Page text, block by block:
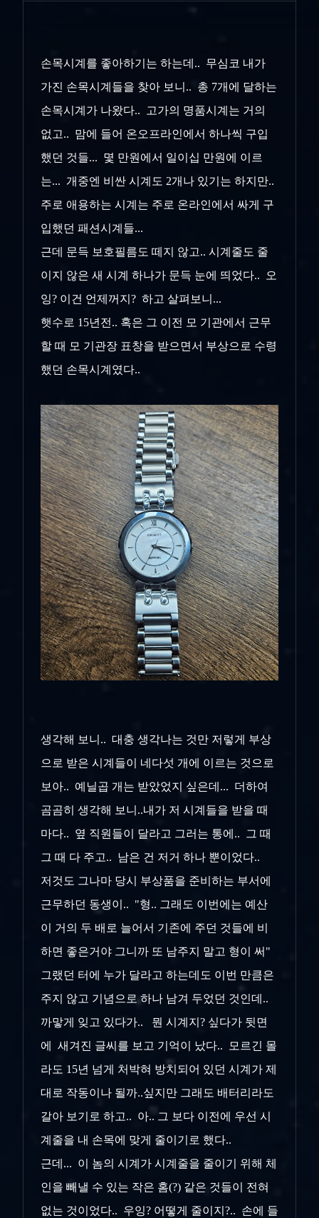
손목시계를 좋아하기는 하는데.. 무심코 내가
가진 손목시계들을 찾아 보니.. 총 7개에 달하는
손목시계가 나왔다.. 고가의 명품시계는 거의
없고.. 맘에 들어 온오프라인에서 하나씩 구입
했던 것들... 몇 만원에서 일이십 만원에 이르
는... 개중엔 비싼 시계도 2개나 있기는 하지만..
주로 애용하는 시계는 주로 온라인에서 싸게 구
입했던 패션시계들...
근데 문득 보호필름도 떼지 않고.. 시계줄도 줄
이지 않은 새 시계 하나가 문득 눈에 띄었다.. 오
잉? 이건 언제꺼지? 하고 살펴보니...
햇수로 15년전.. 혹은 그 이전 모 기관에서 근무
할 때 모 기관장 표창을 받으면서 부상으로 수령
했던 손목시계였다..
생각해 보니.. 대충 생각나는 것만 저렇게 부상
으로 받은 시계들이 네다섯 개에 이르는 것으로
보아.. 예닐곱 개는 받았었지 싶은데... 더하여
곰곰히 생각해 보니..내가 저 시계들을 받을 때
마다.. 옆 직원들이 달라고 그러는 통에.. 그 때
그 때 다 주고.. 남은 건 저거 하나 뿐이었다..
저것도 그나마 당시 부상품을 준비하는 부서에
근무하던 동생이.. "형.. 그래도 이번에는 예산
이 거의 두 배로 늘어서 기존에 주던 것들에 비
하면 좋은거야 그니까 또 남주지 말고 형이 써"
그랬던 터에 누가 달라고 하는데도 이번 만큼은
주지 않고 기념으로 하나 남겨 두었던 것인데..
까맣게 잊고 있다가.. 뭔 시계지? 싶다가 뒷면
에 새겨진 글씨를 보고 기억이 났다.. 모르긴 몰
라도 15년 넘게 처박혀 방치되어 있던 시계가 제
대로 작동이나 될까..싶지만 그래도 배터리라도
갈아 보기로 하고.. 아.. 그 보다 이전에 우선 시
계줄을 내 손목에 맞게 줄이기로 했다..
근데... 이 놈의 시계가 시계줄을 줄이기 위해 체
인을 빼낼 수 있는 작은 홈(?) 같은 것들이 전혀
없는 것이었다.. 우잉? 어떻게 줄이지?.. 손에 들